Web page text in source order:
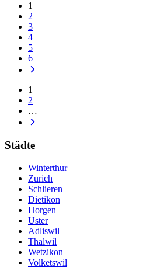
1
2
3
4
5
6
1
2
…
Städte
Winterthur
Zurich
Schlieren
Dietikon
Horgen
Uster
Adliswil
Thalwil
Wetzikon
Volketswil